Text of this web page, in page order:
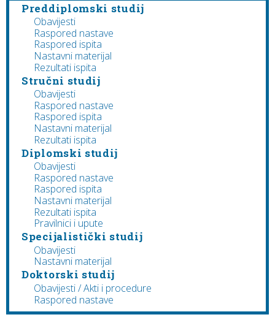
Preddiplomski studij
Obavijesti
Raspored nastave
Raspored ispita
Nastavni materijal
Rezultati ispita
Stručni studij
Obavijesti
Raspored nastave
Raspored ispita
Nastavni materijal
Rezultati ispita
Diplomski studij
Obavijesti
Raspored nastave
Raspored ispita
Nastavni materijal
Rezultati ispita
Pravilnici i upute
Specijalistički studij
Obavijesti
Nastavni materijal
Doktorski studij
Obavijesti / Akti i procedure
Raspored nastave